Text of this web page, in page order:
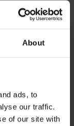
About
ads, to
our traffic.
of our site with
10%στην